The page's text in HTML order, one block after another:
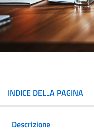
INDICE DELLA PAGINA
Descrizione